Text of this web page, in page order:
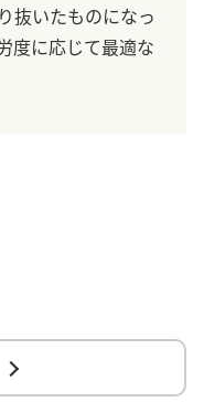
抜いたものになっ
度に応じて最適な